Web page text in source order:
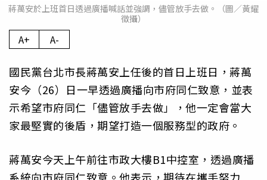
蔣萬安於上班首日透過廣播喊話並強調，儘管放手去做。（圖／黃耀
徵攝）
A+ A-
國民黨台北市長蔣萬安上任後的首日上班日，蔣萬
安今（26）日一早透過廣播向市府同仁致意，並表
示希望市府同仁「儘管放手去做」，他一定會當大
家最堅實的後盾，期望打造一個服務型的政府。
蔣萬安今天上午前往市政大樓B1中控室，透過廣播
系統向市府同仁致意。他表示，期待在攜手努力